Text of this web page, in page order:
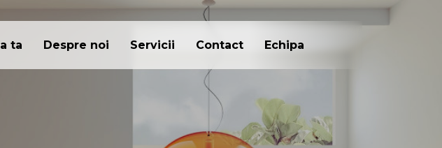
ta Despre noi Servicii Contact Echipa